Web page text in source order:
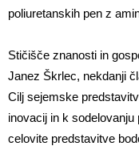
poliuretanskih pen z
Stičišče znanosti in
Janez Škrlec, nekdanji
Cilj sejemske
inovacij in k
celovite predstavitve